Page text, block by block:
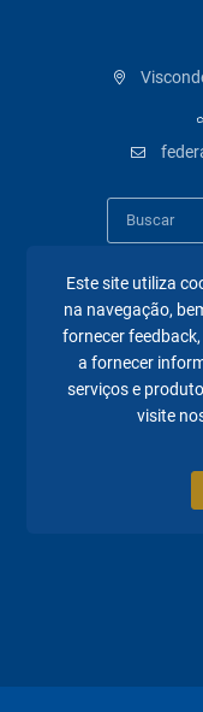
Este site utiliza
na navegação,
fornecer
a fornecer
serviços e
visite